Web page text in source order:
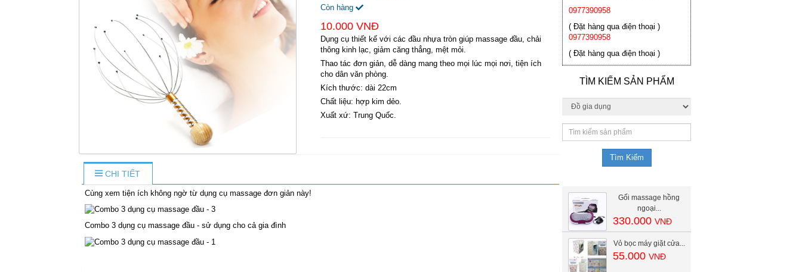
Còn hàng
10.000 VNĐ
Dụng cụ thiết kế với các đầu nhựa tròn giúp massage đầu, chải
thông kinh lạc, giảm căng thẳng, mệt mỏi.
Thao tác đơn giản, dễ dàng mang theo mọi lúc mọi nơi, tiện ích
cho dân văn phòng.
Kích thước: dài 22cm
Chất liệu: hợp kim dẻo.
Xuất xứ: Trung Quốc.
CHI TIẾT
Cùng xem tiện ích không ngờ từ dụng cụ massage đơn giản này!
Combo 3 dụng cụ massage đầu - sử dụng cho cả gia đình
0977390958
( Đặt hàng qua điện thoại )
0977390958
( Đặt hàng qua điện thoại )
TÌM KIẾM SẢN PHẨM
Gối massage hồng
ngoại...
330.000VNĐ
Vỏ bọc máy giặt cửa...
55.000VNĐ